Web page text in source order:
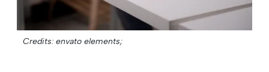
Credits: envato elements;